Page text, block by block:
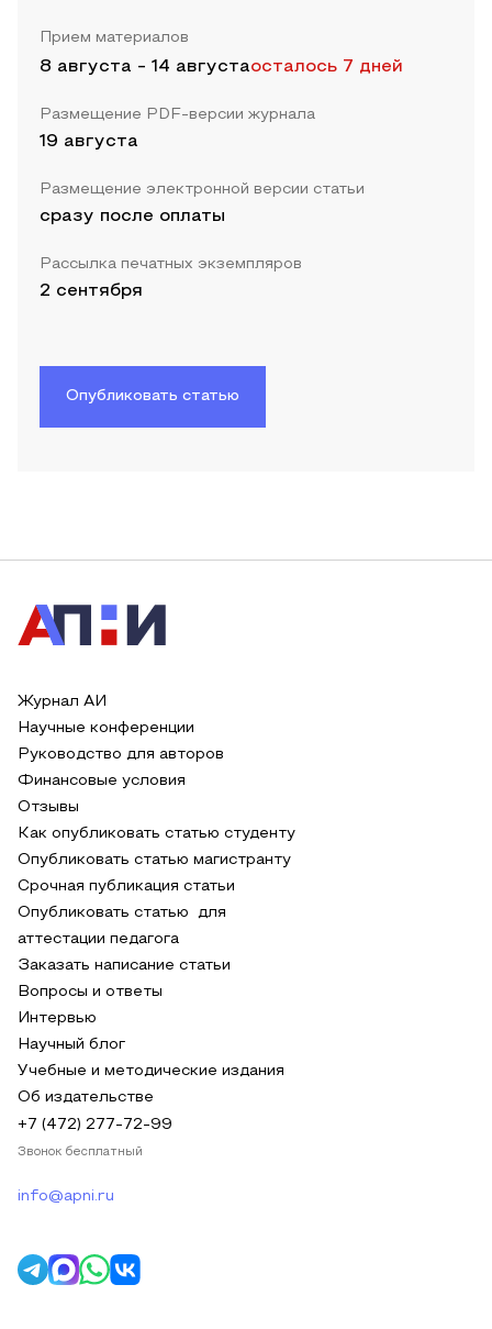
Прием материалов
8 августа - 14 августаосталось 7 дней
Размещение PDF-версии журнала
19 августа
Размещение электронной версии статьи
сразу после оплаты
Рассылка печатных экземпляров
2 сентября
Опубликовать статью
Журнал АИ
Научные конференции
Руководство для авторов
Финансовые условия
Отзывы
Как опубликовать статью студенту
Опубликовать статью магистранту
Срочная публикация статьи
Опубликовать статью для
аттестации педагога
Заказать написание статьи
Вопросы и ответы
Интервью
Научный блог
Учебные и методические издания
Об издательстве
+7 (472) 277-72-99
Звонок бесплатный
info@apni.ru